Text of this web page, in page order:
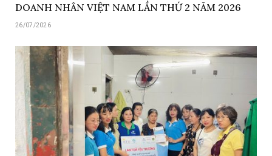
DOANH NHÂN VIỆT NAM LẦN THỨ 2 NĂM 2026
26/07/2026